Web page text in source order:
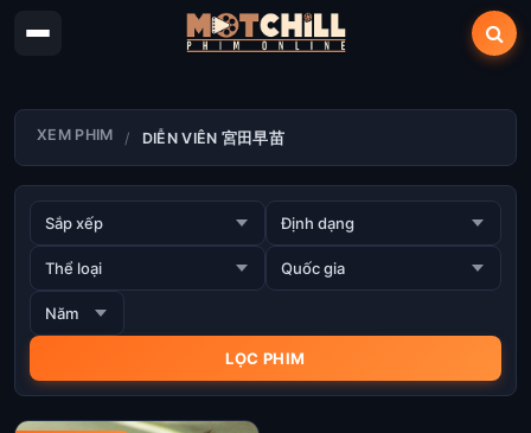
XEM PHIM DIỄN VIÊN 宮田早苗